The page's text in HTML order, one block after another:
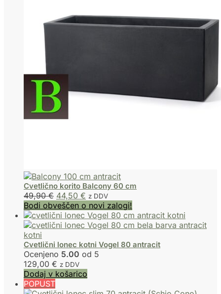
Cvetlično korito Balcony 60 cm
49,90€ 44,50 € z DDV
Bodi obveščen o novi zalogi!
Cvetlični lonec kotni Vogel 80 antracit
Ocenjeno 5.00 od 5
129,00 € z DDV
Dodaj v košarico
POPUST